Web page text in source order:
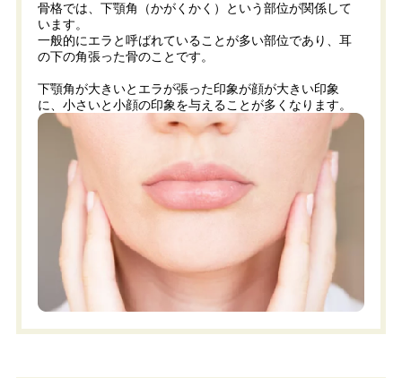
骨格では、下顎角（かがくかく）という部位が関係して
います。
一般的にエラと呼ばれていることが多い部位であり、耳
の下の角張った骨のことです。
下顎角が大きいとエラが張った印象が顔が大きい印象
に、小さいと小顔の印象を与えることが多くなります。